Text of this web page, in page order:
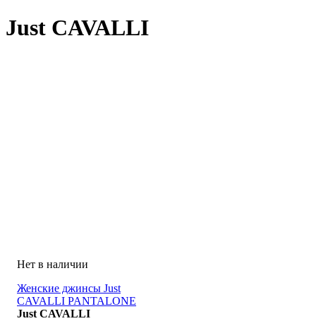
Just CAVALLI
Женские джинсы Just
CAVALLI PANTALONE
BLU DENIM
Just CAVALLI